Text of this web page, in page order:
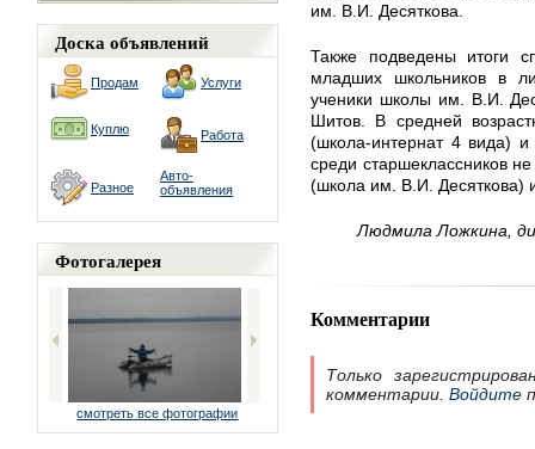
Доска объявлений
Продам Услуги
Куплю Работа
Разное
Авто-
объявления
Фотогалерея
смотреть все фотографии
им. В.И. Десяткова.
Также подведены итоги
младших школьников в
ученики школы им. В.И.
Шитов. В средней
(школа-интернат 4 вида)
среди старшеклассников
(школа им. В.И. Десяткова)
Людмила Ложкина,
Комментарии
Только
комментарии. Войдите